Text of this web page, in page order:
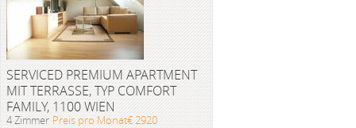
SERVICED PREMIUM APARTMENT
MIT TERRASSE, TYP COMFORT
FAMILY, 1100 WIEN
4 Zimmer Preis pro Monat€ 2920